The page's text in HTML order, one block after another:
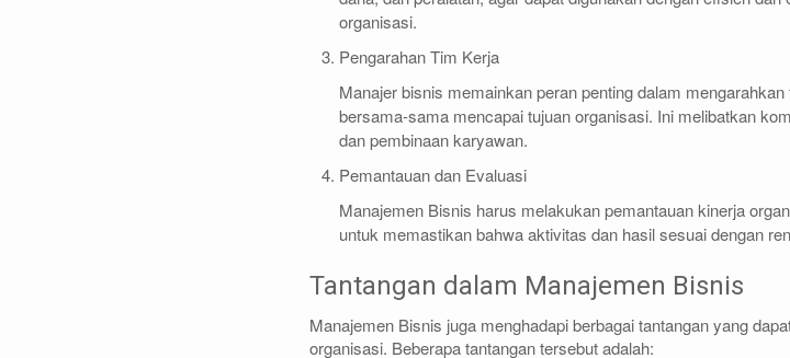
organisasi.
Pengarahan Tim Kerja
Manajer bisnis memainkan peran penting dalam
bersama-sama mencapai tujuan organisasi. Ini melibatkan
dan pembinaan karyawan.
Pemantauan dan Evaluasi
Manajemen Bisnis harus melakukan pemantauan kinerja
untuk memastikan bahwa aktivitas dan hasil sesuai dengan
Tantangan dalam Manajemen Bisnis
Manajemen Bisnis juga menghadapi berbagai tantangan yang
organisasi. Beberapa tantangan tersebut adalah: